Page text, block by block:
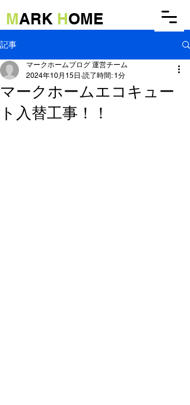
MARK HOME
記事
マークホームエコキュー
ト入替工事！！
マークホームブログ 運営チーム
2024年10月15日 読了時間: 1分